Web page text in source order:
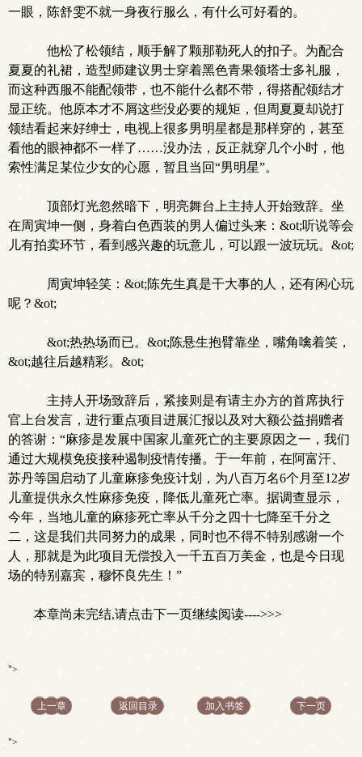
一眼，陈舒雯不就一身夜行服么，有什么可好看的。
他松了松领结，顺手解了颗那勒死人的扣子。为配合
夏夏的礼裙，造型师建议男士穿着黑色青果领塔士多礼服，
而这种西服不能配领带，也不能什么都不带，得搭配领结才
显正统。他原本才不屑这些没必要的规矩，但周夏夏却说打
领结看起来好绅士，电视上很多男明星都是那样穿的，甚至
看他的眼神都不一样了……没办法，反正就穿几个小时，他
索性满足某位少女的心愿，暂且当回“男明星”。
顶部灯光忽然暗下，明亮舞台上主持人开始致辞。坐
在周寅坤一侧，身着白色西装的男人偏过头来：&ot;听说等会
儿有拍卖环节，看到感兴趣的玩意儿，可以跟一波玩玩。&ot;
周寅坤轻笑：&ot;陈先生真是干大事的人，还有闲心玩
呢？&ot;
&ot;热热场而已。&ot;陈悬生抱臂靠坐，嘴角噙着笑，
&ot;越往后越精彩。&ot;
主持人开场致辞后，紧接则是有请主办方的首席执行
官上台发言，进行重点项目进展汇报以及对大额公益捐赠者
的答谢：“麻疹是发展中国家儿童死亡的主要原因之一，我们
通过大规模免疫接种遏制疫情传播。于一年前，在阿富汗、
苏丹等国启动了儿童麻疹免疫计划，为八百万名6个月至12岁
儿童提供永久性麻疹免疫，降低儿童死亡率。据调查显示，
今年，当地儿童的麻疹死亡率从千分之四十七降至千分之
二，这是我们共同努力的成果，同时也不得不特别感谢一个
人，那就是为此项目无偿投入一千五百万美金，也是今日现
场的特别嘉宾，穆怀良先生！”
本章尚未完结,请点击下一页继续阅读---->>>
">
上一章 返回目录 加入书签 下一页
">